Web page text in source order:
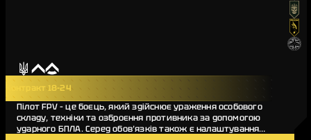
Контракт 18-24
Пілот FPV – це боєць, який здійснює ураження особового
складу, техніки та озброєння противника за допомогою
ударного БПЛА. Серед обов’язків також є налаштування